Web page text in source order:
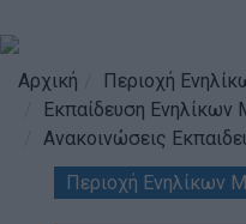
Προσκοπισμός
Ιστορία
Χορηγοί &
Αρχική
Περιοχή
Εκπαίδευση Ενηλίκων
Ανακοινώσεις
Περιοχή Ενηλίκων